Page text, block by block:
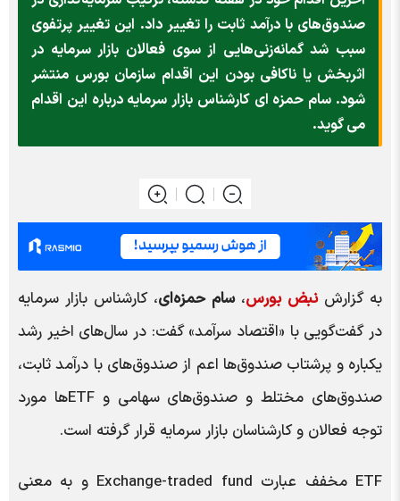
صندوق‌های با درآمد ثابت را تغییر داد. این تغییر پرتفوی
سبب شد گمانه‌زنی‌هایی از سوی فعالان بازار سرمایه در
اثربخش یا ناکافی بودن این اقدام سازمان بورس منتشر
شود. سام حمزه ای کارشناس بازار سرمایه درباره این اقدام
می گوید.
به گزارشنبض بورس،سام حمزه‌ای، کارشناس بازار سرمایه
در گفت‌گویی با «اقتصاد سرآمد» گفت: در سال‌های اخیر رشد
یکباره و پرشتاب صندوق‌ها اعم از صندوق‌های با درآمد ثابت،
صندوق‌های مختلط و صندوق‌های سهامی و ETF‌ها مورد
توجه فعالان و کارشناسان بازار سرمایه قرار گرفته است.
ETF مخفف عبارت Exchange-traded fund و به معنی